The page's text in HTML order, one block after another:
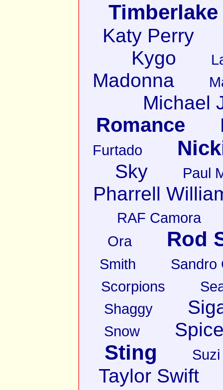
Timberlake
Katy Perry
Kygo
Madonna
Michael
Romance
Furtado
Sky Paul
Pharrell
RAF Camora
Ora
Rod
Smith
Sandro
Scorpions
Shaggy
Snow
Sting
Taylor Swift